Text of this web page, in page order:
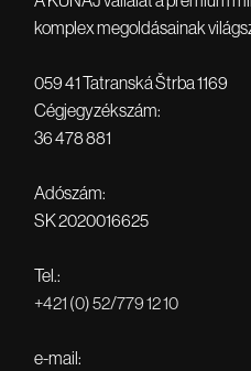
komplex megoldásainak
059 41 Tatranská Štrba 1169
Cégjegyzékszám:
36 478 881
Adószám:
SK 2020016625
Tel.:
+421 (0) 52/779 12 10
e-mail: